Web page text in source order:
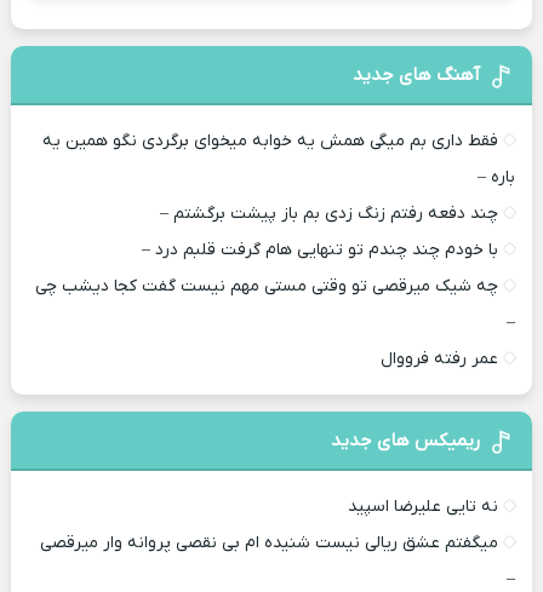
آهنگ های جدید
فقط داری بم میگی همش یه خوابه میخوای برگردی نگو همین یه
باره –
چند دفعه رفتم زنگ زدی بم باز پیشت برگشتم –
با خودم چند چندم تو تنهایی هام گرفت قلبم درد –
چه شیک میرقصی تو وقتی مستی مهم نیست گفت کجا دیشب چی
–
عمر رفته فرووال
ریمیکس های جدید
نه تایی علیرضا اسپید
میگفتم عشق ریالی نیست شنیده ام بی نقصی پروانه وار میرقصی
–